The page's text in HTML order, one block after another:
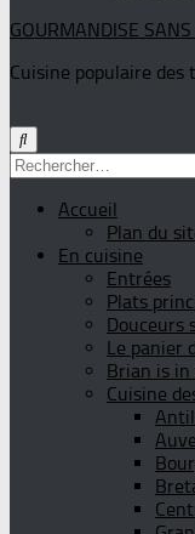
GOURMANDISE
Cuisine populaire des
Rechercher :
Accueil
Plan du
En cuisine
Entrées
Plats
Douceurs
Le panier
Brian is
Cuisine